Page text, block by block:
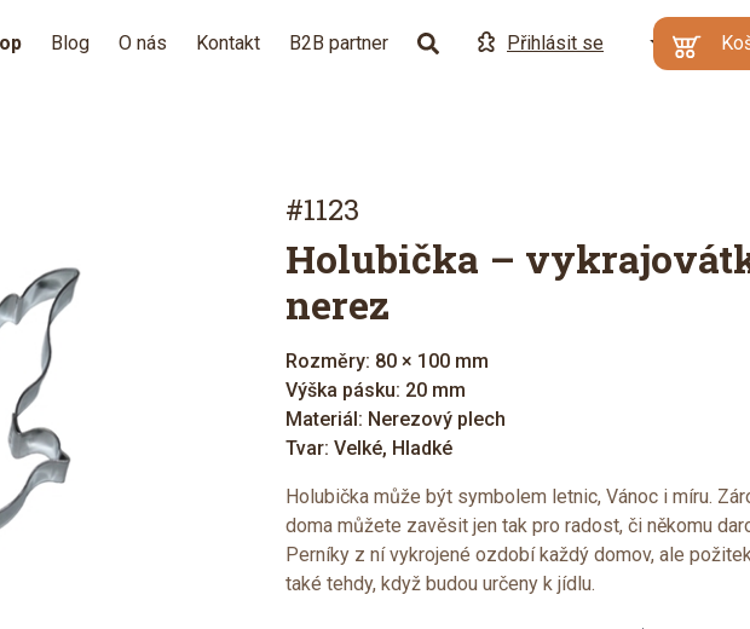
Blog O nás Kontakt B2B partner Přihlásit se
CZ
#1123
Holubička –
nerez
Rozměry: 80 × 100 mm
Výška pásku: 20 mm
Materiál: Nerezový plech
Tvar: Velké, Hladké
Holubička může být symbolem letnic, Vánoc i míru.
doma můžete zavěsit jen tak pro radost, či někomu
Perníky z ní vykrojené ozdobí každý domov, ale
také tehdy, když budou určeny k jídlu.